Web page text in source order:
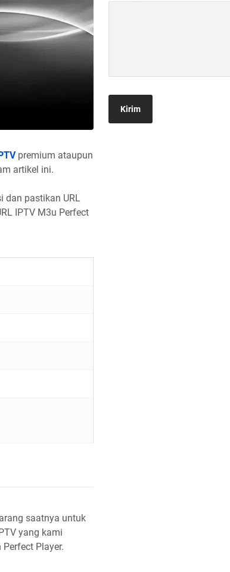
premium ataupun
artikel ini.
dan pastikan URL
IPTV M3u Perfect
saatnya untuk
yang kami
Player.